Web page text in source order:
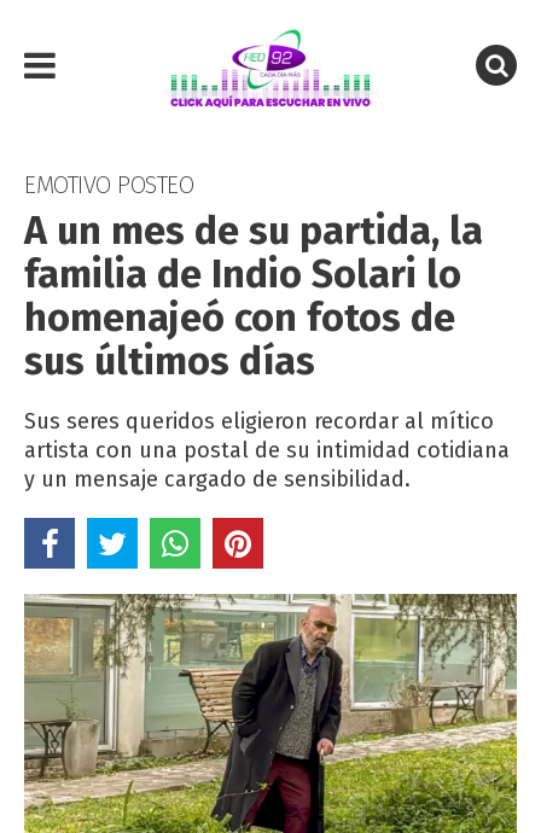
EMOTIVO POSTEO
A un mes de su partida, la
familia de Indio Solari lo
homenajeó con fotos de
sus últimos días
Sus seres queridos eligieron recordar al mítico
artista con una postal de su intimidad cotidiana
y un mensaje cargado de sensibilidad.